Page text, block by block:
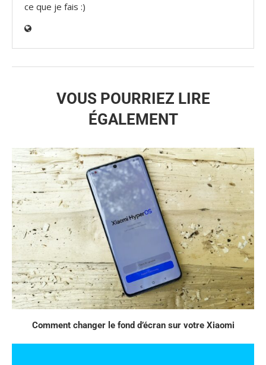
ce que je fais :)
VOUS POURRIEZ LIRE
ÉGALEMENT
Comment changer le fond d’écran sur votre Xiaomi